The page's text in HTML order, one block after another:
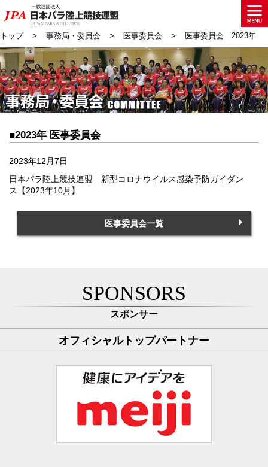
トップ 事務局・委員会 医事委員会 医事委員会 2023年
■2023年 医事委員会
2023年12月7日
日本パラ陸上競技連盟 新型コロナウイルス感染予防ガイダン
ス【2023年10月】
医事委員会一覧
SPONSORS
スポンサー
オフィシャルトップパートナー